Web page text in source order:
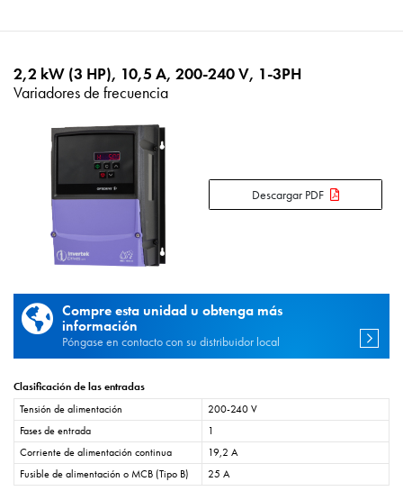
2,2 kW (3 HP), 10,5 A, 200-240 V, 1-3PH
Variadores de frecuencia
Descargar PDF
Compre esta unidad u obtenga más
información
Póngase en contacto con su distribuidor local
Clasificación de las entradas
Tensión de alimentación
200-240 V
Fases de entrada
1
Corriente de alimentación continua
19,2 A
Fusible de alimentación o MCB (Tipo B)
25 A